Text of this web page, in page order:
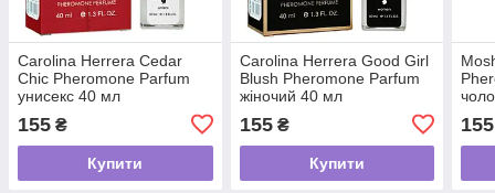
Carolina Herrera Cedar
Chic Pheromone Parfum
унисекс 40 мл
155 ₴
Купити
Carolina Herrera Good Girl
Blush Pheromone Parfum
жіночий 40 мл
155₴
Купити
155